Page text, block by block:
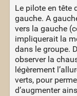
Le pilote en tête
gauche. A
vers la gauche
impliquerait la
dans le groupe.
observer la
légèrement
verts, pour
d’augmenter